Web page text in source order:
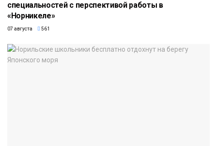
специальностей с перспективой работы в
«Норникеле»
07 августа 561